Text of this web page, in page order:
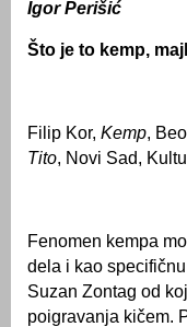
Igor Perišić
Što je to kemp,
Filip Kor, Kemp,
Tito, Novi Sad,
Fenomen kempa
dela i kao
Suzan Zontag od
poigravanja kičem.